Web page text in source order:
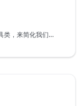
在开发过程中我们经常需要开发一些工具类，来简化我们的开发。如ID生成、日期处理等。工具类的编码需要遵循一定的规范，具体如下：